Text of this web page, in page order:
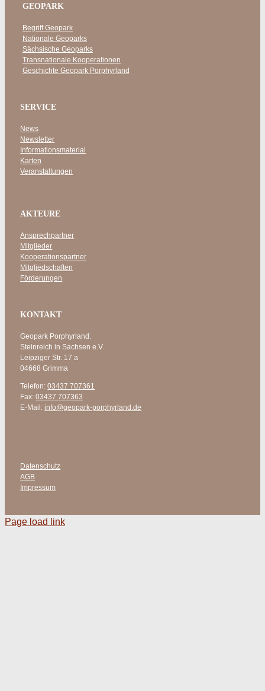
GEOPARK
Begriff Geopark
Nationale Geoparks
Sächsische Geoparks
Transnationale Kooperationen
Geschichte Geopark Porphyrland
SERVICE
News
Newsletter
Informationsmaterial
Karten
Veranstaltungen
AKTEURE
Ansprechpartner
Mitglieder
Kooperationspartner
Mitgliedschaften
Förderungen
KONTAKT
Geopark Porphyrland.
Steinreich in Sachsen e.V.
Leipziger Str. 17 a
04668 Grimma
Telefon:03437 707361
Fax:03437 707363
E-Mail:info@geopark-porphyrland.de
Datenschutz
AGB
Impressum
Page load link